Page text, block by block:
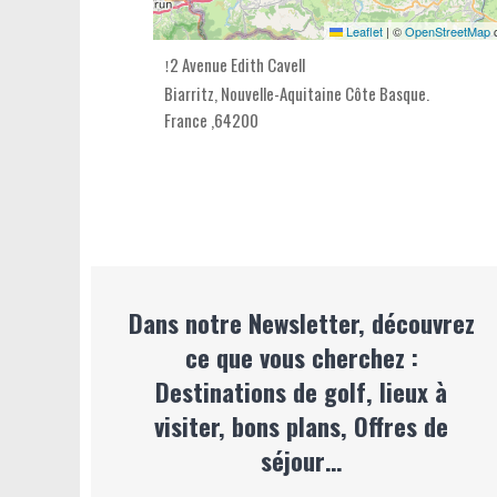
Leaflet | ©OpenStreetMap
2 Avenue Edith Cavell
Biarritz, Nouvelle-Aquitaine Côte Basque.
France ,64200
Dans notre Newsletter, découvrez
ce que vous cherchez :
Destinations de golf, lieux à
visiter, bons plans, Offres de
séjour…